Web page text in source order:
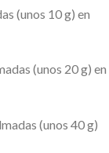
(unos 10 g) en
(unos 20 g) en
(unos 40 g)